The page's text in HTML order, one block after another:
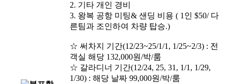
2. 기타 개인 경비
3. 왕복 공항 미팅& 샌딩 비용 ( 1인 $50/ 다
른팀과 조인하여 차량 탑승.)
☆ 써차지 기간(12/23~25/1/1, 1/25~2/3) : 전
객실 해당 132,000원/박/룸
☆ 갈라디너 기간(12/24, 25, 31, 1/1, 1/29,
1/30) : 해당 날짜 99,000원/박/룸